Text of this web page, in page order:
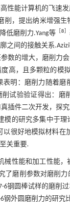
性能计算机的飞速
削，提出纳米增强
低磨削力.Yang等 ［8
之间的接触关系
数的增大，磨削力会
高，且多颗粒的模
明：磨削力随着
试验验证得出：
真插件二次开发，
的研究多集中于
很好地模拟材料
关重要.
械性能和加工性能
了磨削参数对磨削
6钢圆棒试样的磨削
钢外圆磨削力的研